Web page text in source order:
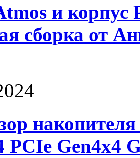
и корпус
сборка от
PCIe Gen4х4